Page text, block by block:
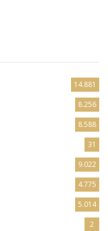
14.881
8.256
8.588
31
9.022
4.775
5.014
2